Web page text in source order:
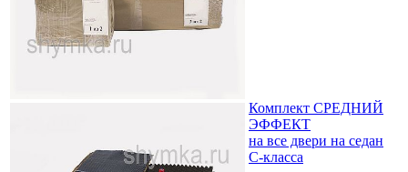
Комплект СРЕДНИЙ
ЭФФЕКТ
на все двери на седан
C-класса